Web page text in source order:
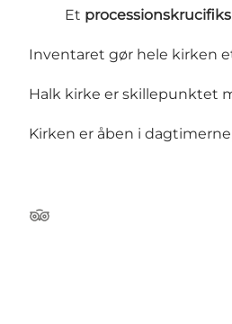
Et processionskrucifiks
Inventaret gør hele kirken
Halk kirke er skillepunktet
Kirken er åben i
Tripadvisor